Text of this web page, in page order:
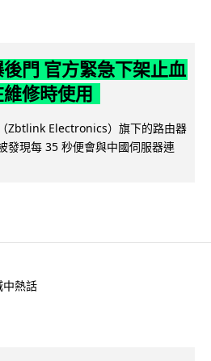
門 官方緊急下架止血
修時使用
Zbtlink Electronics）旗下的路由器
發現每 35 秒便會與中國伺服器連
中熱話